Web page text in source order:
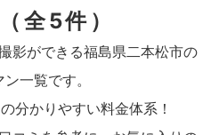
（全5件）
影ができる福島県二本松市の
一覧です。
分かりやすい料金体系！